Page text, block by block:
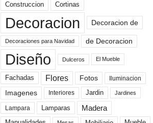
Construccion Cortinas
Decoracion Decoracion de
Decoraciones para Navidad de Decoracion
Diseño Dulceros El Mueble
Fachadas Flores Fotos Iluminacion
Imagenes Interiores Jardin Jardines
Lampara Lamparas Madera